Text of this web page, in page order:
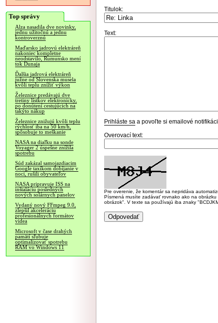
Top správy
Alza nasadila dve novinky,
jednu užitočnú a jednu
kontroverznú
Maďarsko jadrovú elektráreň
nakoniec kompletne
neodstavilo, Rumunsko mení
tok Dunaja
Ďalšia jadrová elektráreň
južne od Slovenska musela
kvôli teplu znížiť výkon
Železnice predávajú dve
tretiny lístkov elektronicky,
po donútení cestujúcich na
takýto nákup
Železnice znižujú kvôli teplu
rýchlosť iba na 50 km/h,
spôsobuje to meškanie
NASA na diaľku na sonde
Voyager 2 úspešne znížila
spotrebu
Súd zakázal samojazdiacim
Google taxíkom dobíjanie v
noci, rušili obyvateľov
NASA pripravuje ISS na
inštaláciu posledných
nových solárnych panelov
Vydaný nový FFmpeg 9.0,
zlepšil akceleráciu
profesionálnych formátov
videa
Microsoft v čase drahých
pamätí sľubuje
optimalizovať spotrebu
RAM vo Windows 11
Titulok:
Text:
Prihláste sa a povoľte si emailové
Overovací text:
Pre overenie, že komentár sa nepridáva
Písmená musíte zadávať rovnako ako na
obrázok". V texte sa používajú iba znaky